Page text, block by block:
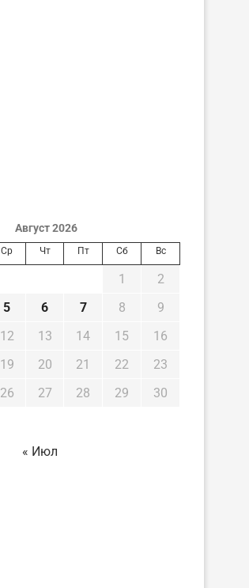
Август 2026
Ср Чт Пт Сб Вс
1
2
5 6 7 8
9
12 13 14 15
16
19 20 21 22
23
26 27 28 29
30
« Июл